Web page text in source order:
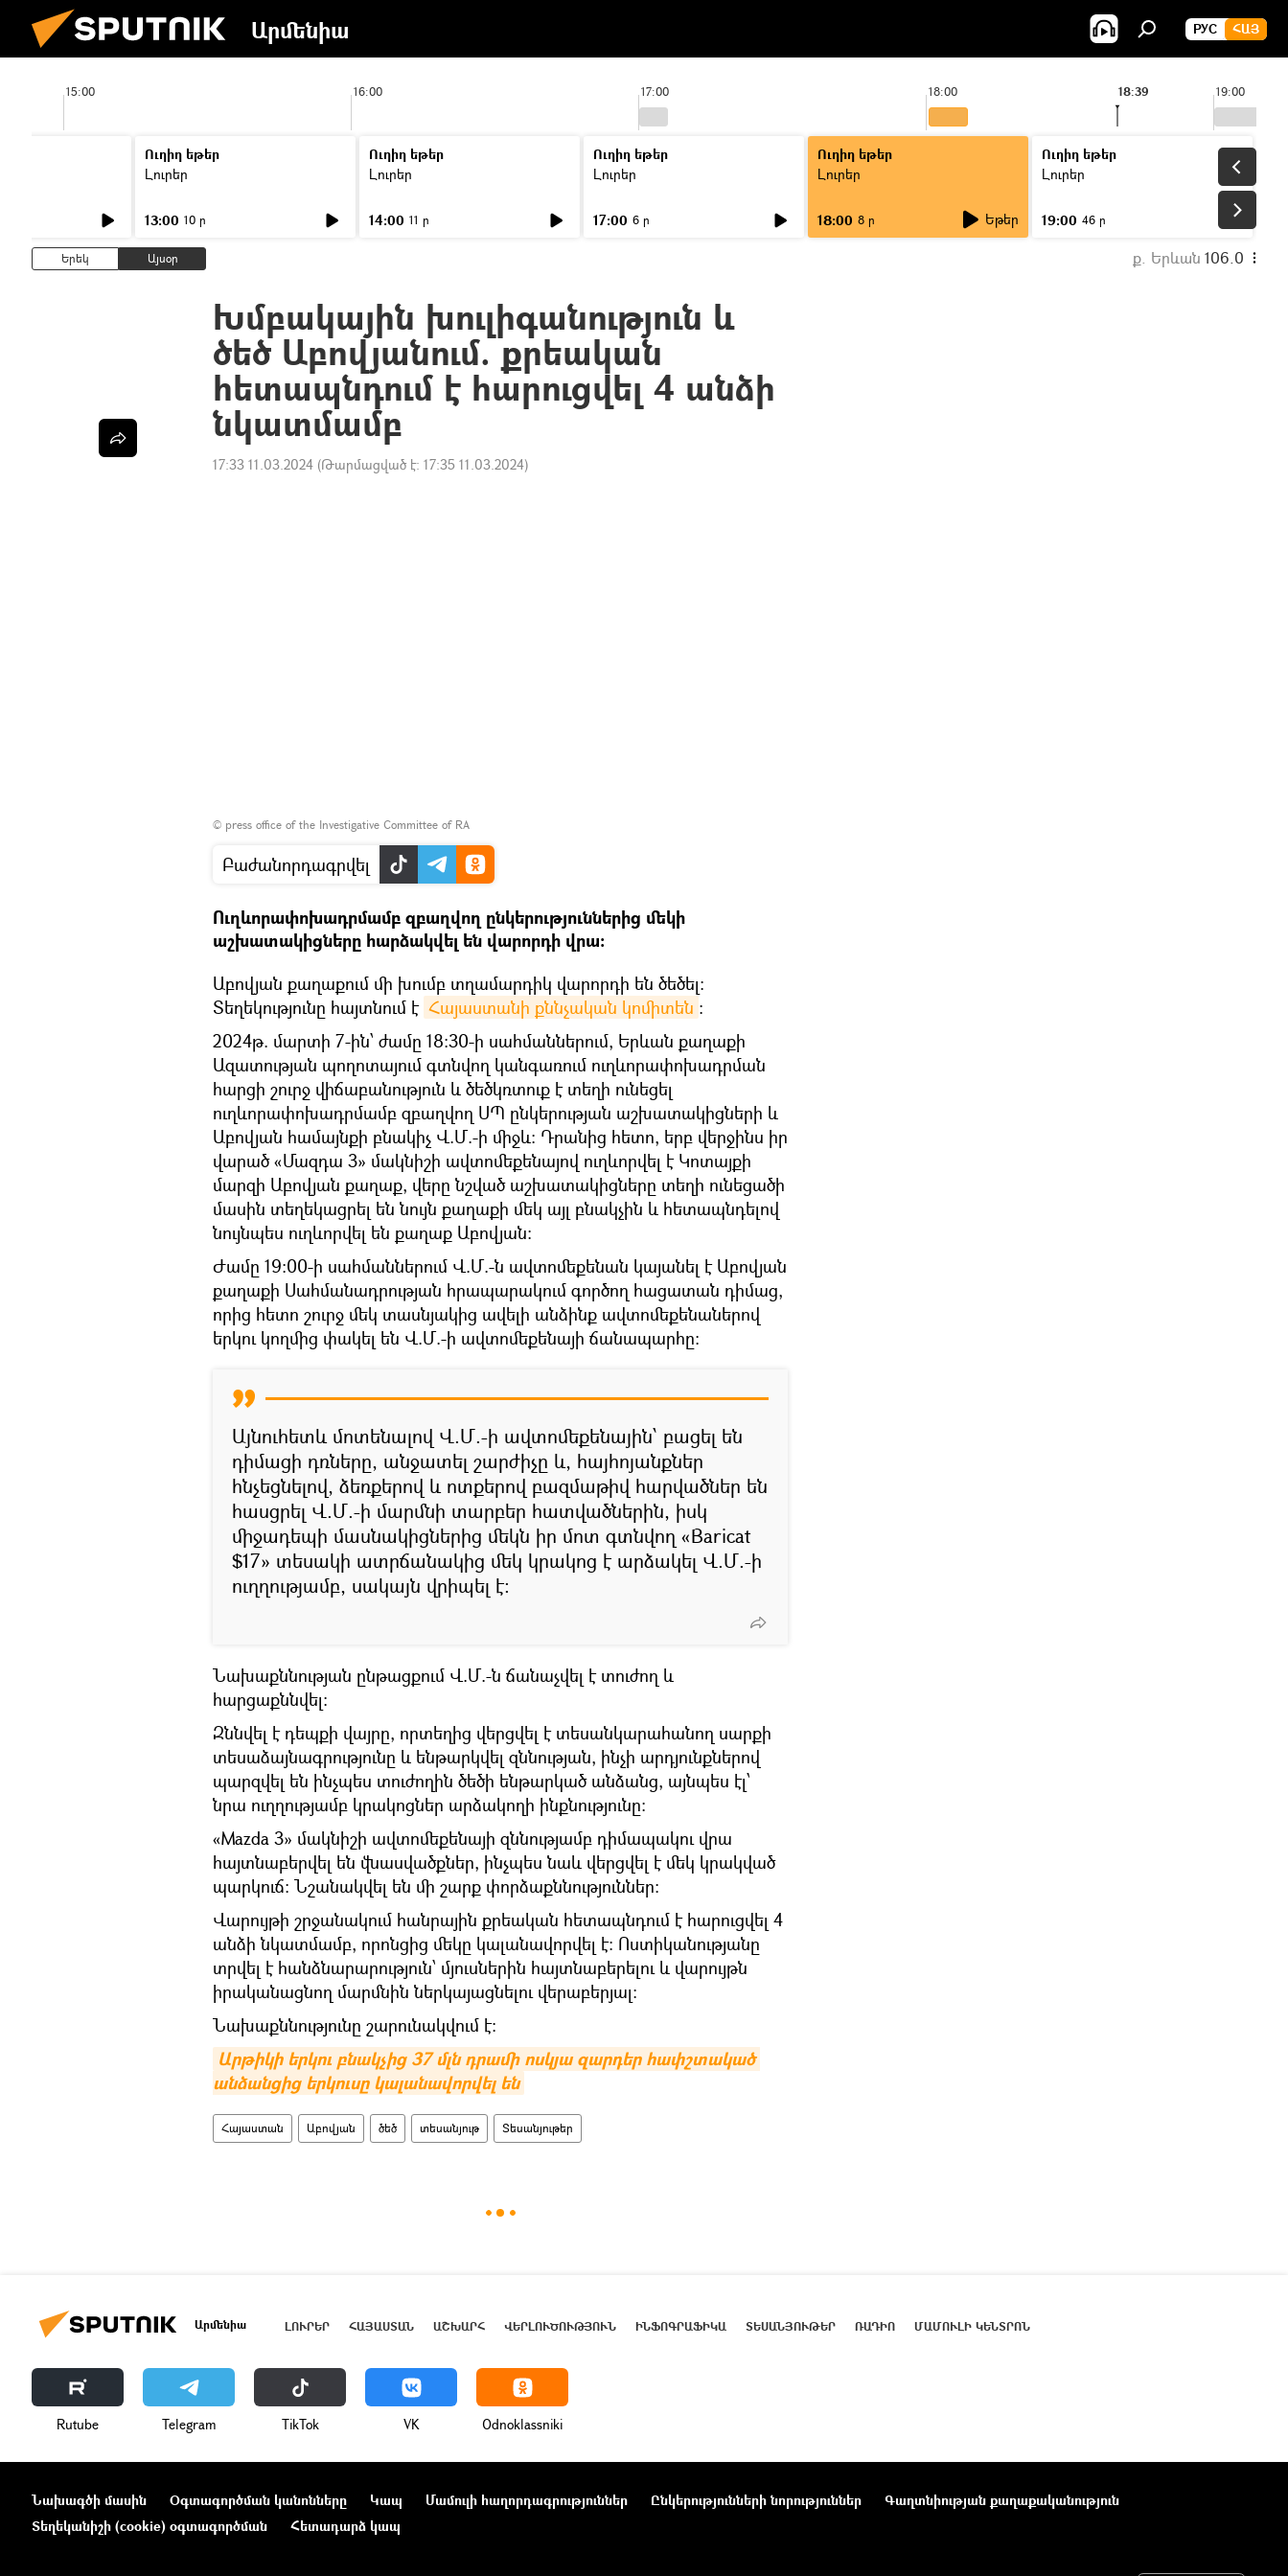
Արմենիա РУС ՀԱՅ
15:00 16:00 17:00 18:00 19:00
18:39
Ուղիղ եթեր
Լուրեր
13:00 10 ր
Ուղիղ եթեր
Լուրեր
14:00 11 ր
Ուղիղ եթեր
Լուրեր
17:00 6 ր
Ուղիղ եթեր
Լուրեր
18:00 8 ր Եթեր
Ուղիղ եթեր
Լուրեր
19:00 46 ր
Երեկ Այսօր ք. Երևան 106.0
Խմբակային խուլիգանություն և
ծեծ Աբովյանում. քրեական
հետապնդում է հարուցվել 4 անձի
նկատմամբ
17:33 11.03.2024 (Թարմացված է: 17:35 11.03.2024)
© press office of the Investigative Committee of RA
Բաժանորդագրվել
Ուղևորափոխադրմամբ զբաղվող ընկերություններից մեկի
աշխատակիցները հարձակվել են վարորդի վրա։
Աբովյան քաղաքում մի խումբ տղամարդիկ վարորդի են ծեծել։
Տեղեկությունը հայտնում է Հայաստանի քննչական կոմիտեն ։
2024թ. մարտի 7-ին՝ ժամը 18:30-ի սահմաններում, Երևան քաղաքի
Ազատության պողոտայում գտնվող կանգառում ուղևորափոխադրման
հարցի շուրջ վիճաբանություն և ծեծկռտուք է տեղի ունեցել
ուղևորափոխադրմամբ զբաղվող ՍՊ ընկերության աշխատակիցների և
Աբովյան համայնքի բնակիչ Վ.Մ.-ի միջև։ Դրանից հետո, երբ վերջինս իր
վարած «Մազդա 3» մակնիշի ավտոմեքենայով ուղևորվել է Կոտայքի
մարզի Աբովյան քաղաք, վերը նշված աշխատակիցները տեղի ունեցածի
մասին տեղեկացրել են նույն քաղաքի մեկ այլ բնակչին և հետապնդելով
նույնպես ուղևորվել են քաղաք Աբովյան:
Ժամը 19:00-ի սահմաններում Վ.Մ.-ն ավտոմեքենան կայանել է Աբովյան
քաղաքի Սահմանադրության հրապարակում գործող հացատան դիմաց,
որից հետո շուրջ մեկ տասնյակից ավելի անձինք ավտոմեքենաներով
երկու կողմից փակել են Վ.Մ.-ի ավտոմեքենայի ճանապարհը:
Այնուհետև մոտենալով Վ.Մ.-ի ավտոմեքենային՝ բացել են
դիմացի դռները, անջատել շարժիչը և, հայհոյանքներ
հնչեցնելով, ձեռքերով և ոտքերով բազմաթիվ հարվածներ են
հասցրել Վ.Մ.-ի մարմնի տարբեր հատվածներին, իսկ
միջադեպի մասնակիցներից մեկն իր մոտ գտնվող «Baricat
$17» տեսակի ատրճանակից մեկ կրակոց է արձակել Վ.Մ.-ի
ուղղությամբ, սակայն վրիպել է:
Նախաքննության ընթացքում Վ.Մ.-ն ճանաչվել է տուժող և
հարցաքննվել։
Զննվել է դեպքի վայրը, որտեղից վերցվել է տեսանկարահանող սարքի
տեսաձայնագրությունը և ենթարկվել զննության, ինչի արդյունքներով
պարզվել են ինչպես տուժողին ծեծի ենթարկած անձանց, այնպես էլ՝
նրա ուղղությամբ կրակոցներ արձակողի ինքնությունը։
«Mazda 3» մակնիշի ավտոմեքենայի զննությամբ դիմապակու վրա
հայտնաբերվել են վնասվածքներ, ինչպես նաև վերցվել է մեկ կրակված
պարկուճ: Նշանակվել են մի շարք փորձաքննություններ:
Վարույթի շրջանակում հանրային քրեական հետապնդում է հարուցվել 4
անձի նկատմամբ, որոնցից մեկը կալանավորվել է։ Ոստիկանությանը
տրվել է հանձնարարություն՝ մյուսներին հայտնաբերելու և վարույթն
իրականացնող մարմնին ներկայացնելու վերաբերյալ։
Նախաքննությունը շարունակվում է:
Արթիկի երկու բնակչից 37 մլն դրամի ոսկյա զարդեր հափշտակած
անձանցից երկուսը կալանավորվել են
Հայաստան Աբովյան ծեծ տեսանյութ Տեսանյութեր
Արմենիա ԼՈՒՐԵՐ ՀԱՅԱՍՏԱՆ ԱՇԽԱՐՀ ՎԵՐԼՈՒԾՈՒԹՅՈՒՆ ԻՆՖՈԳՐԱՖԻԿԱ ՏԵՍԱՆՅՈՒԹԵՐ ՌԱԴԻՈ ՄԱՄՈՒԼԻ ԿԵՆՏՐՈՆ
Rutube Telegram ТikТоk VK Odnoklassniki
Նախագծի մասին Օգտագործման կանոնները Կապ Մամուլի հաղորդագրություններ Ընկերությունների նորություններ
Գաղտնիության քաղաքականություն
Տեղեկանիշի (cookie) օգտագործման
Հետադարձ կապ